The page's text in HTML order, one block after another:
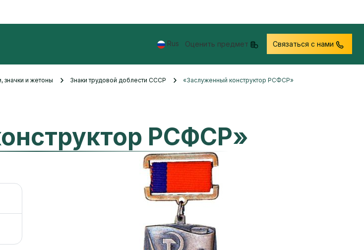
Rus Оценить предмет Связаться с нами
значки и жетоны Знаки трудовой доблести СССР «Заслуженный конструктор РСФСР»
РСФСР»